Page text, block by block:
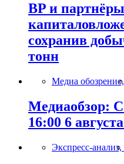
BP и
сохранив
тонн
Медиа обозрение,
Медиаобзор: С
16:00 6
Экспресс-анализ,